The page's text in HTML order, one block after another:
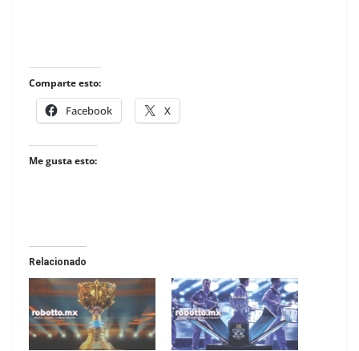
Comparte esto:
Facebook X
Me gusta esto:
Relacionado